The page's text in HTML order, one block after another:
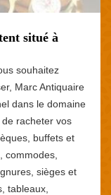
situé à
souhaitez
Marc Antiquaire
dans le domaine
racheter vos
buffets et
commodes,
sièges et
tableaux,